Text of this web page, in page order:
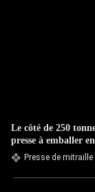
Le côté de 250
presse à emballer
diplômée
Presse de mitraille